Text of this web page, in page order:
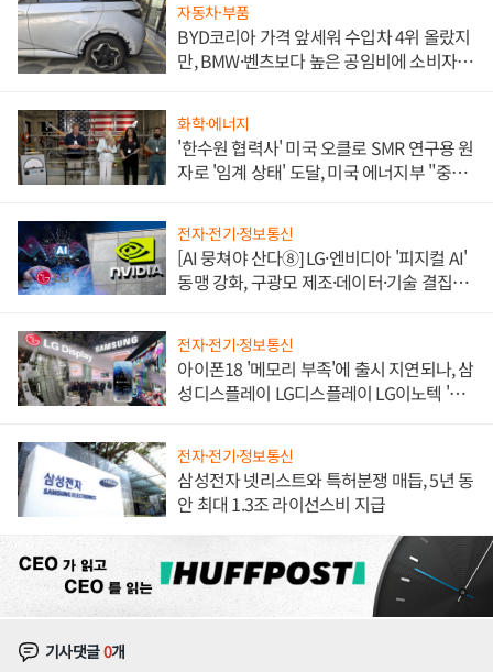
자동차·부품
BYD코리아 가격 앞세워 수입차 4위 올랐지
만, BMW·벤츠보다 높은 공임비에 소비자
화학·에너지
'한수원 협력사' 미국 오클로 SMR 연구용 원
자로 '임계 상태' 도달, 미국 에너지부 "중요
전자·전기·정보통신
[AI 뭉쳐야 산다⑧] LG·엔비디아 '피지컬 AI'
동맹 강화, 구광모 제조·데이터·기술 결집
전자·전기·정보통신
아이폰18 '메모리 부족'에 출시 지연되나, 삼
성디스플레이 LG디스플레이 LG이노텍 '탈
전자·전기·정보통신
삼성전자 넷리스트와 특허분쟁 매듭, 5년 동
안 최대 1.3조 라이선스비 지급
기사댓글0개